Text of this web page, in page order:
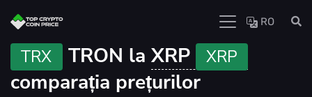
RO
TRX TRON la XRP XRP
comparația prețurilor